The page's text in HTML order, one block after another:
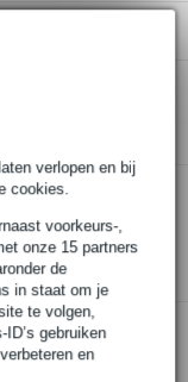
verlopen en bij
cookies.
voorkeurs-,
onze 15 partners
de
in staat om je
te volgen,
gebruiken
en
en meer